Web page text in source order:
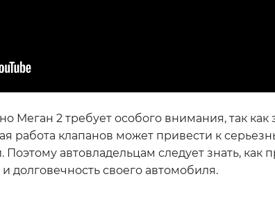
Меган 2 требует особого внимания, так как
работа клапанов может привести к
автовладельцам следует знать, как
долговечность своего автомобиля.